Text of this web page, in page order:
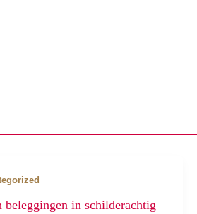
beleggingen in schilderachtig